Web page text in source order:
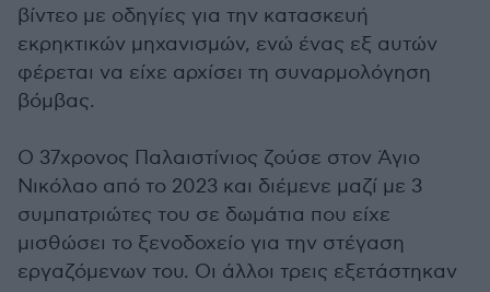
βίντεο με οδηγίες για την κατασκευή
εκρηκτικών μηχανισμών, ενώ ένας εξ αυτών
φέρεται να είχε αρχίσει τη συναρμολόγηση
βόμβας.
Ο 37χρονος Παλαιστίνιος ζούσε στον Άγιο
Νικόλαο από το 2023 και διέμενε μαζί με 3
συμπατριώτες του σε δωμάτια που είχε
μισθώσει το ξενοδοχείο για την στέγαση
εργαζόμενων του. Οι άλλοι τρεις εξετάστηκαν